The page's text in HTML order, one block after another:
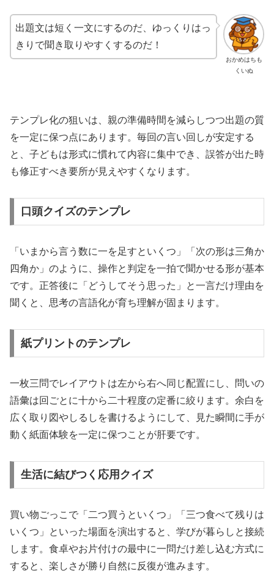
おかめはちも
くいぬ
出題文は短く一文にするのだ、ゆっくりはっ
きりで聞き取りやすくするのだ！
テンプレ化の狙いは、親の準備時間を減らしつつ出題の質
を一定に保つ点にあります。毎回の言い回しが安定する
と、子どもは形式に慣れて内容に集中でき、誤答が出た時
も修正すべき要所が見えやすくなります。
口頭クイズのテンプレ
「いまから言う数に一を足すといくつ」「次の形は三角か
四角か」のように、操作と判定を一拍で聞かせる形が基本
です。正答後に「どうしてそう思った」と一言だけ理由を
聞くと、思考の言語化が育ち理解が固まります。
紙プリントのテンプレ
一枚三問でレイアウトは左から右へ同じ配置にし、問いの
語彙は回ごとに十から二十程度の定番に絞ります。余白を
広く取り図やしるしを書けるようにして、見た瞬間に手が
動く紙面体験を一定に保つことが肝要です。
生活に結びつく応用クイズ
買い物ごっこで「二つ買うといくつ」「三つ食べて残りは
いくつ」といった場面を演出すると、学びが暮らしと接続
します。食卓やお片付けの最中に一問だけ差し込む方式に
すると、楽しさが勝り自然に反復が進みます。